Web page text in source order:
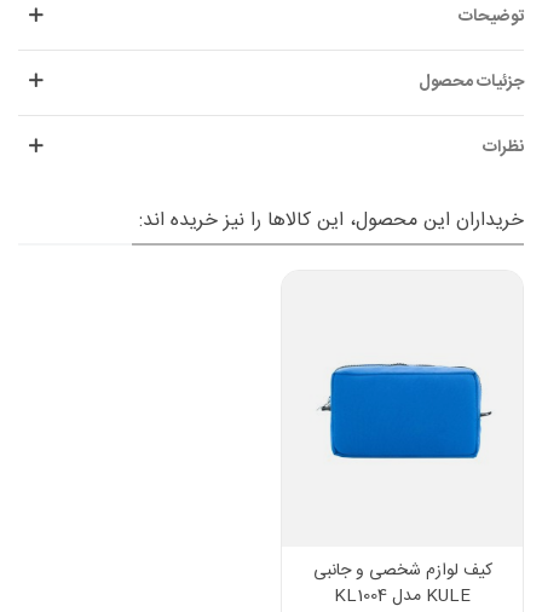
توضیحات
جزئیات محصول
نظرات
خریداران این محصول، این کالاها را نیز خریده اند:
کیف لوازم شخصی و جانبی
KULE مدل KL1004